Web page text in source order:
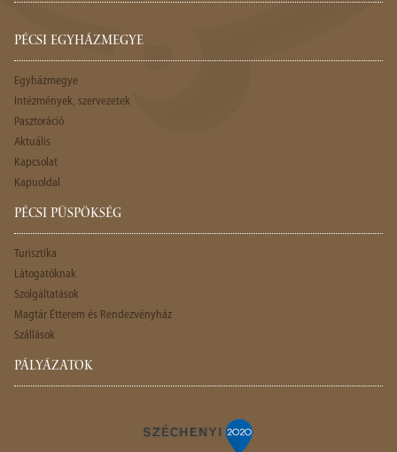
PÉCSI EGYHÁZMEGYE
Egyházmegye
Intézmények, szervezetek
Pasztoráció
Aktuális
Kapcsolat
Kapuoldal
PÉCSI PÜSPÖKSÉG
Turisztika
Látogatóknak
Szolgáltatások
Magtár Étterem és Rendezvényház
Szállások
PÁLYÁZATOK